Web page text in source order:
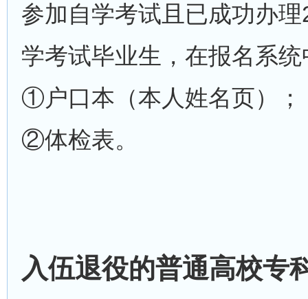
参加自学考试且已成功办
学考试毕业生，在报名系统
①户口本（本人姓名页）；
②体检表。
入伍退役的普通高校专